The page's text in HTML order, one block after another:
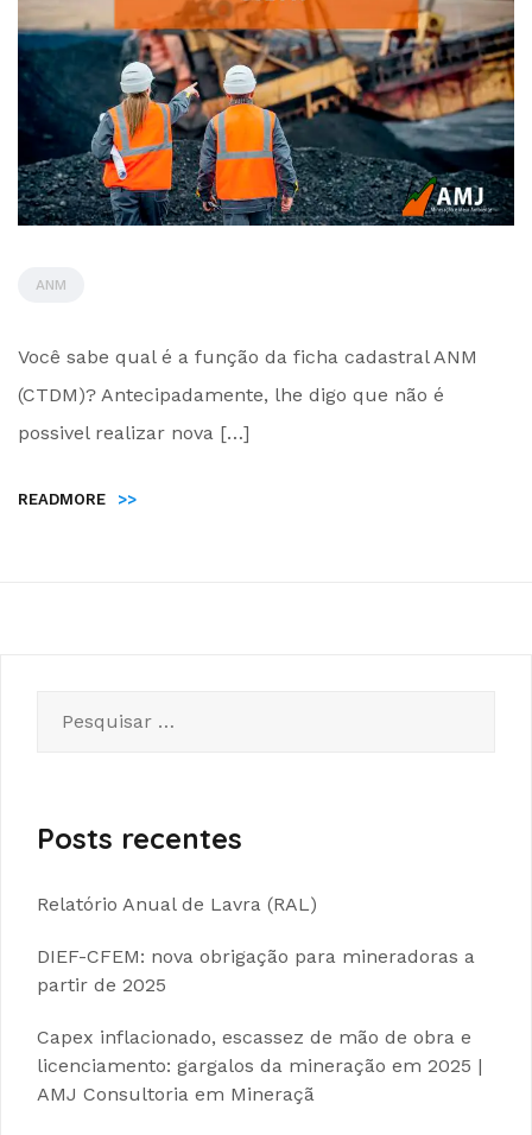
ANM
by
Você sabe qual é a função da ficha cadastral ANM
(CTDM)? Antecipadamente, lhe digo que não é
possivel realizar nova […]
READMORE >>
por:
Posts recentes
Relatório Anual de Lavra (RAL)
DIEF-CFEM: nova obrigação para mineradoras a
partir de 2025
Capex inflacionado, escassez de mão de obra e
licenciamento: gargalos da mineração em 2025 |
AMJ Consultoria em Mineraçã